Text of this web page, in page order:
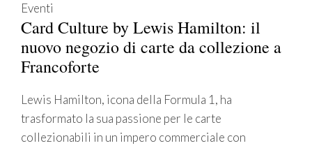
Eventi
Card Culture by Lewis Hamilton: il
nuovo negozio di carte da collezione a
Francoforte
Lewis Hamilton, icona della Formula 1, ha
trasformato la sua passione per le carte
collezionabili in un impero commerciale con